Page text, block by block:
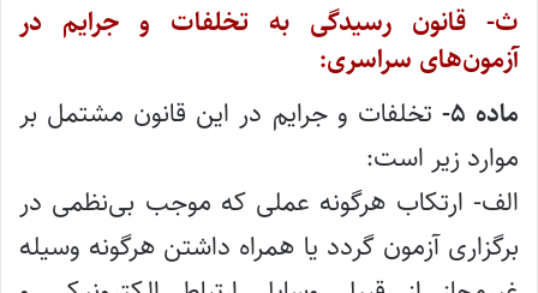
ث- قانون رسیدگی به تخلفات و جرایم در
آزمون‌های سراسری:
ماده ۵-
تخلفات و جرایم در این قانون مشتمل بر
موارد زیر است:
الف- ارتکاب هرگونه عملی که موجب بی‌نظمی در
برگزاری آزمون گردد یا همراه داشتن هرگونه وسیله